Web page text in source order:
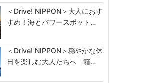
＜Drive! NIPPON＞大人におす
すめ！海とパワースポット…
＜Drive! NIPPON＞穏やかな休
日を楽しむ大人たちへ 箱…